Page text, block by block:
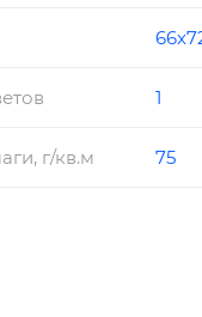
1
г/кв.м 75